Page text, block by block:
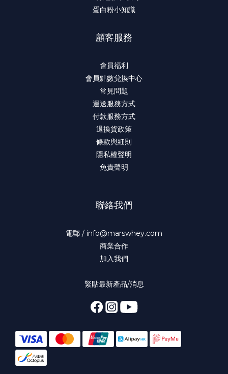
蛋白粉小知識
顧客服務
會員福利
會員點數兌換中心
常見問題
運送服務方式
付款服務方式
退換貨政策
條款與細則
隱私權聲明
免責聲明
聯絡我們
電郵 / info@marswhey.com
商業合作
加入我們
緊貼最新產品/消息